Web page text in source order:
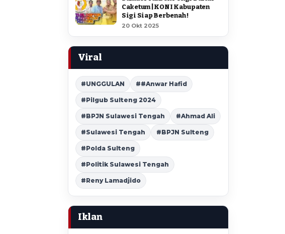
Caketum | KONI Kabupaten
Sigi Siap Berbenah !
20 Okt 2025
Viral
#UNGGULAN ##Anwar Hafid
#Pilgub Sulteng 2024
#BPJN Sulawesi Tengah #Ahmad Ali
#Sulawesi Tengah #BPJN Sulteng
#Polda Sulteng
#Politik Sulawesi Tengah
#Reny Lamadjido
Iklan